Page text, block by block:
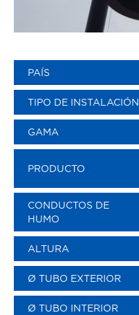
PAÍS
TIPO DE INSTALACIÓN
GAMA
PRODUCTO
CONDUCTOS DE
HUMO
ALTURA
Ø TUBO EXTERIOR
Ø TUBO INTERIOR